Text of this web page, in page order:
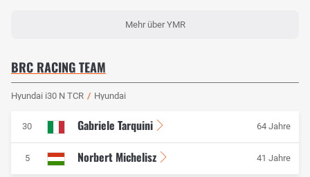
Mehr über YMR
BRC RACING TEAM
Hyundai i30 N TCR / Hyundai
30 Gabriele Tarquini 64 Jahre
5 Norbert Michelisz 41 Jahre